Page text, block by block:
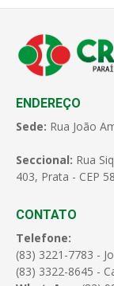
ENDEREÇO
Sede: Rua João
Seccional: Rua
403, Prata - CEP
CONTATO
Telefone:
(83) 3221-7783 -
(83) 3322-8645 -